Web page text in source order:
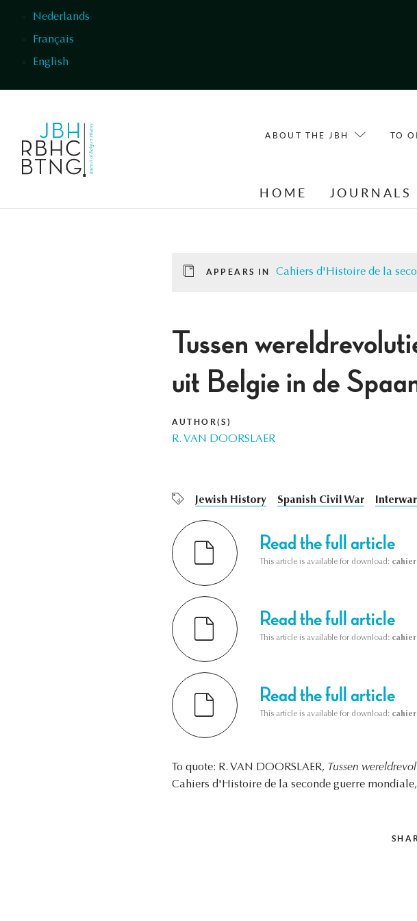
Nederlands
Français
English
ABOUT THE JBH TO
HOME JOURNALS
APPEARS IN Cahiers d'Histoire de la
Tussen
uit Belgie in de
AUTHOR(S)
R. VAN DOORSLAER
Jewish History Spanish Civil War Interwar
Read the full article
This article is available for download:
Read the full article
This article is available for download:
Read the full article
This article is available for download:
To quote: R. VAN DOORSLAER, Tussen
Cahiers d'Histoire de la seconde guerre